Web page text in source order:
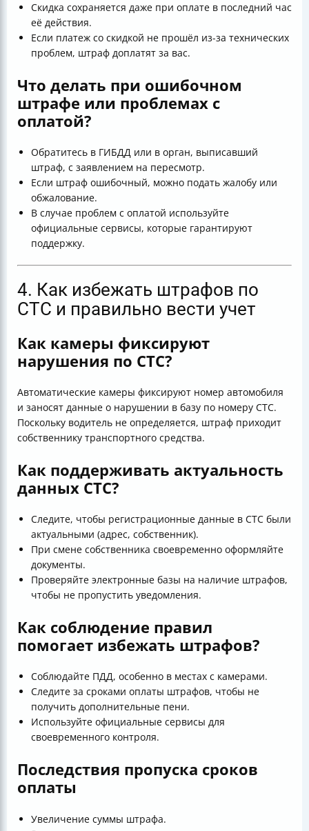
Скидка сохраняется даже при оплате в последний час
её действия.
Если платеж со скидкой не прошёл из-за технических
проблем, штраф доплатят за вас.
Что делать при ошибочном
штрафе или проблемах с
оплатой?
Обратитесь в ГИБДД или в орган, выписавший
штраф, с заявлением на пересмотр.
Если штраф ошибочный, можно подать жалобу или
обжалование.
В случае проблем с оплатой используйте
официальные сервисы, которые гарантируют
поддержку.
4. Как избежать штрафов по
СТС и правильно вести учет
Как камеры фиксируют
нарушения по СТС?
Автоматические камеры фиксируют номер автомобиля
и заносят данные о нарушении в базу по номеру СТС.
Поскольку водитель не определяется, штраф приходит
собственнику транспортного средства.
Как поддерживать актуальность
данных СТС?
Следите, чтобы регистрационные данные в СТС были
актуальными (адрес, собственник).
При смене собственника своевременно оформляйте
документы.
Проверяйте электронные базы на наличие штрафов,
чтобы не пропустить уведомления.
Как соблюдение правил
помогает избежать штрафов?
Соблюдайте ПДД, особенно в местах с камерами.
Следите за сроками оплаты штрафов, чтобы не
получить дополнительные пени.
Используйте официальные сервисы для
своевременного контроля.
Последствия пропуска сроков
оплаты
Увеличение суммы штрафа.